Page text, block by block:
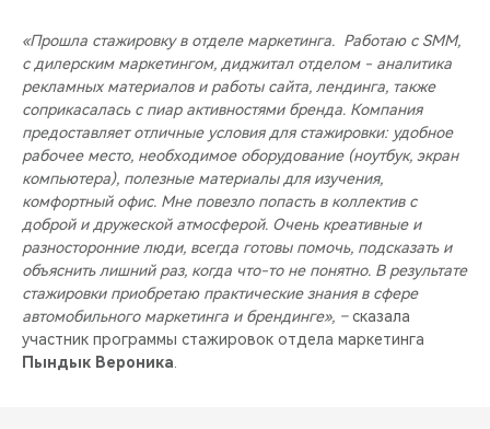
«Прошла стажировку в отделе маркетинга. Работаю с SMM,
с дилерским маркетингом, диджитал отделом - аналитика
рекламных материалов и работы сайта, лендинга, также
соприкасалась с пиар активностями бренда. Компания
предоставляет отличные условия для стажировки: удобное
рабочее место, необходимое оборудование (ноутбук, экран
компьютера), полезные материалы для изучения,
комфортный офис. Мне повезло попасть в коллектив с
доброй и дружеской атмосферой. Очень креативные и
разносторонние люди, всегда готовы помочь, подсказать и
объяснить лишний раз, когда что-то не понятно. В результате
стажировки приобретаю практические знания в сфере
автомобильного маркетинга и брендинге», –сказала
участник программы стажировок отдела маркетинга
Пындык Вероника